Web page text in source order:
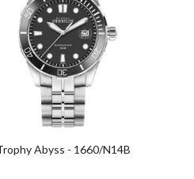
Abyss - 1660/N14B